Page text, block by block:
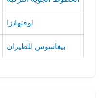
لوفتهانزا غير
بيغاسوس للطيران